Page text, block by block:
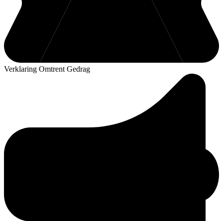
Verklaring Omtrent Gedrag